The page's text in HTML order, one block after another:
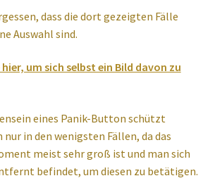
dass die dort gezeigten Fälle
Auswahl sind.
hier, um sich selbst ein Bild davon zu
eines Panik-Button schützt
in den wenigsten Fällen, da das
meist sehr groß ist und man sich
befindet, um diesen zu betätigen.